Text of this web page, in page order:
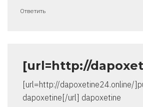
Ответить
[url=http://
[url=http://dapoxetine24.online/
dapoxetine[/url] dapoxetine